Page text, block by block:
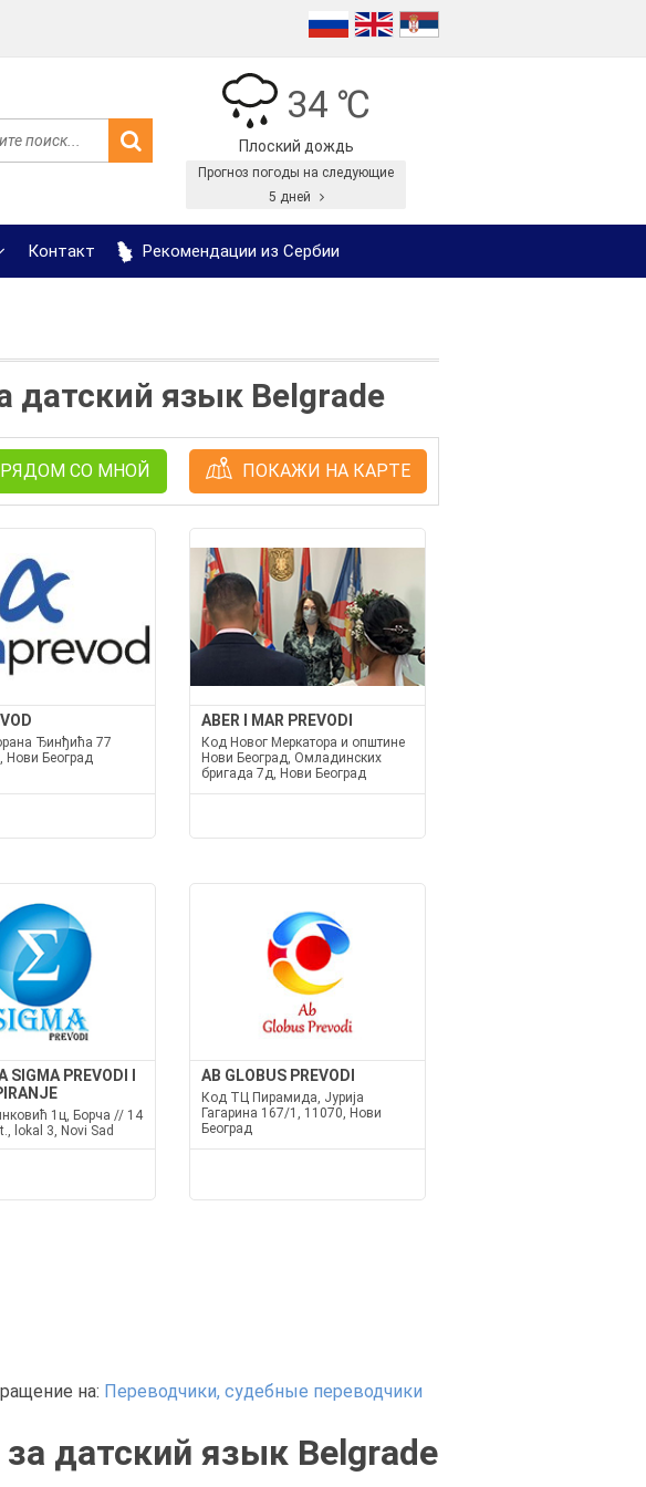
34 ℃
Плоский дождь
Прогноз погоды на следующие
5 дней
Контакт Рекомендации из Сербии
датский язык Belgrade
РЯДОМ СО МНОЙ ПОКАЖИ НА КАРТЕ
Ђинђића 77
Нови Београд
ABER I MAR PREVODI
Код Новог Меркатора и општине
Нови Београд, Омладинских
бригада 7д, Нови Београд
SIGMA PREVODI I
1ц, Борча // 14
lokal 3, Novi Sad
AB GLOBUS PREVODI
Код ТЦ Пирамида, Јурија
Гагарина 167/1, 11070, Нови
Београд
на: Переводчики, судебные переводчики
датский язык Belgrade